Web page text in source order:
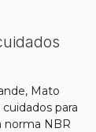
Mato
para
norma NBR